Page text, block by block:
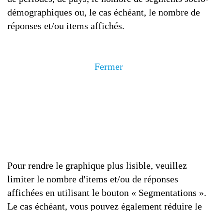
démographiques ou, le cas échéant, le nombre de
réponses et/ou items affichés.
Fermer
Pour rendre le graphique plus lisible, veuillez
limiter le nombre d'items et/ou de réponses
affichées en utilisant le bouton « Segmentations ».
Le cas échéant, vous pouvez également réduire le